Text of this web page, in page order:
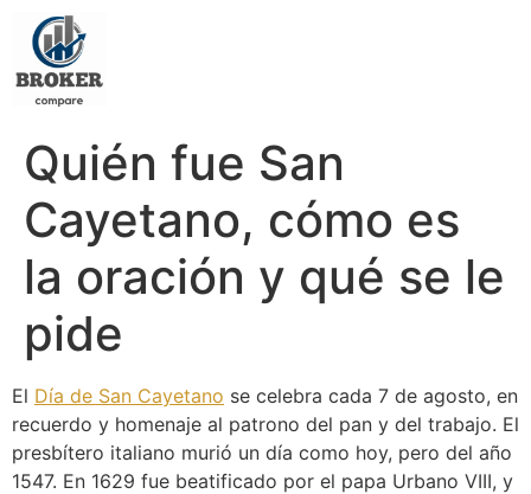
Quién fue San
Cayetano, cómo es
la oración y qué se le
pide
El Día de San Cayetano se celebra cada 7 de agosto, en
recuerdo y homenaje al patrono del pan y del trabajo. El
presbítero italiano murió un día como hoy, pero del año
1547. En 1629 fue beatificado por el papa Urbano VIII, y